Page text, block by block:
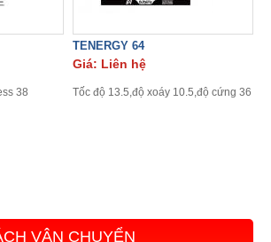
38
TENERGY 64
Giá: Liên hệ
Tốc độ 13.5,độ xoáy 10.5,độ cứng 36
VẬN CHUYỂN